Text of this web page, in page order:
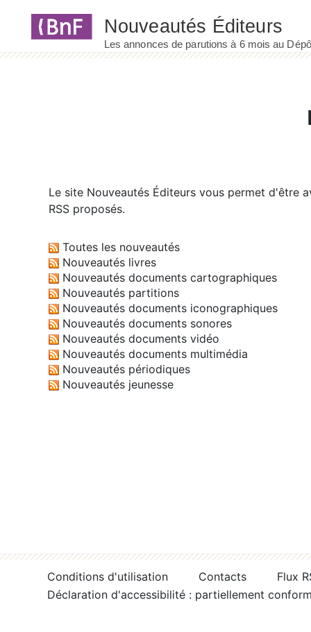
Le site Nouveautés Éditeurs vous permet d'être
RSS proposés.
Toutes les nouveautés
Nouveautés livres
Nouveautés documents cartographiques
Nouveautés partitions
Nouveautés documents iconographiques
Nouveautés documents sonores
Nouveautés documents vidéo
Nouveautés documents multimédia
Nouveautés périodiques
Nouveautés jeunesse
Conditions d'utilisation Contacts
Flux
Déclaration d'accessibilité : partiellement